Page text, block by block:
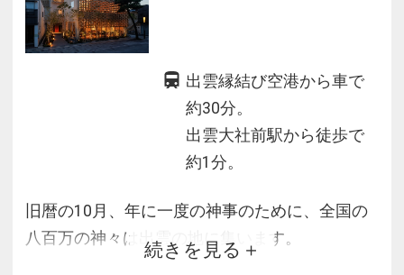
出雲縁結び空港から車で
約30分。
出雲大社前駅から徒歩で
約1分。
旧暦の10月、年に一度の神事のために、全国の
八百万の神々は出雲の地に集います。
遠路はるばる出雲を訪れる神さまたちをもてな
続きを見る